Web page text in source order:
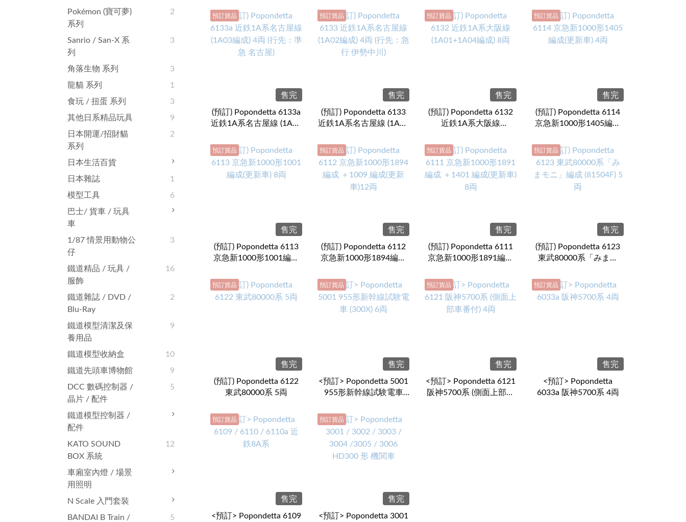
Pokémon (寶可夢)
系列
2
Sanrio / San-X 系
列
3
角落生物 系列
3
龍貓 系列
1
食玩 / 扭蛋 系列
3
其他日系精品玩具
9
日本開運/招財貓
系列
2
日本生活百貨
日本雜誌
1
模型工具
6
巴士/ 貨車 / 玩具
車
1/87 情景用動物公
仔
3
鐵道精品 / 玩具 /
服飾
16
鐵道雜誌‬ / DVD /
Blu-Ray
2
鐵道模型清潔及保
養用品
9
鐵道模型收納盒
10
鐵道先頭車博物館
9
DCC 數碼控制器 /
晶片 / 配件
5
鐵道模型控制器 /
配件
KATO SOUND
BOX 系統
12
車廂室內燈 / 場景
用照明
N Scale 入門套裝
BANDAI B Train /
5
預訂貨品
售完
(預訂) Popondetta 6133a
近鉄1A系名古屋線 (1A03
古屋)
預訂貨品
售完
(預訂) Popondetta 6133
近鉄1A系名古屋線 (1A02
勢中川)
預訂貨品
售完
(預訂) Popondetta 6132
近鉄1A系大阪線
預訂貨品
售完
(預訂) Popondetta 6114
京急新1000形1405編成
預訂貨品
售完
(預訂) Popondetta 6113
京急新1000形1001編成
預訂貨品
售完
(預訂) Popondetta 6112
京急新1000形1894編成
預訂貨品
售完
(預訂) Popondetta 6111
京急新1000形1891編成
預訂貨品
售完
(預訂) Popondetta 6123
東武80000系「みまモ
預訂貨品
售完
(預訂) Popondetta 6122
東武80000系 5両
預訂貨品
售完
<預訂> Popondetta 5001
955形新幹線試験電車
預訂貨品
售完
<預訂> Popondetta 6121
阪神5700系 (側面上部車
預訂貨品
售完
<預訂> Popondetta
6033a 阪神5700系 4両
預訂貨品
售完
<預訂> Popondetta 6109
預訂貨品
售完
<預訂> Popondetta 3001